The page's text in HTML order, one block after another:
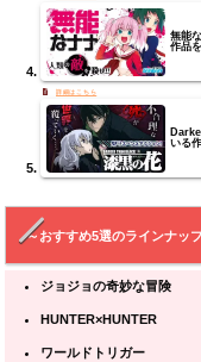
無能
作品
いる
～おすすめ5選のラインナッ
ジョジョの奇妙な冒険
HUNTER×HUNTER
ワールドトリガー